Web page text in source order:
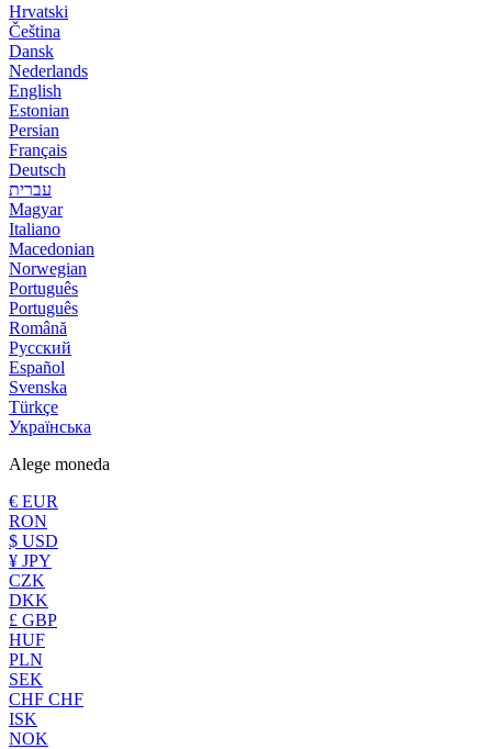
Hrvatski
Čeština
Dansk
Nederlands
English
Estonian
Persian
Français
Deutsch
עברית
Magyar
Italiano
Macedonian
Norwegian
Português
Português
Română
Русский
Español
Svenska
Türkçe
Українська
Alege moneda
€ EUR
RON
$ USD
¥ JPY
CZK
DKK
£ GBP
HUF
PLN
SEK
CHF CHF
ISK
NOK